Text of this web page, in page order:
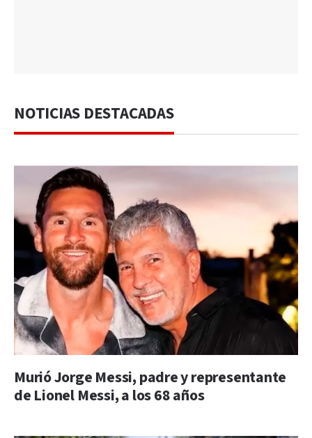
NOTICIAS DESTACADAS
Murió Jorge Messi, padre y representante
de Lionel Messi, a los 68 años